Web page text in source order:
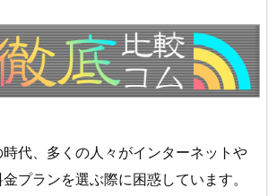
代、多くの人々がインターネットや
プランを選ぶ際に困惑しています。